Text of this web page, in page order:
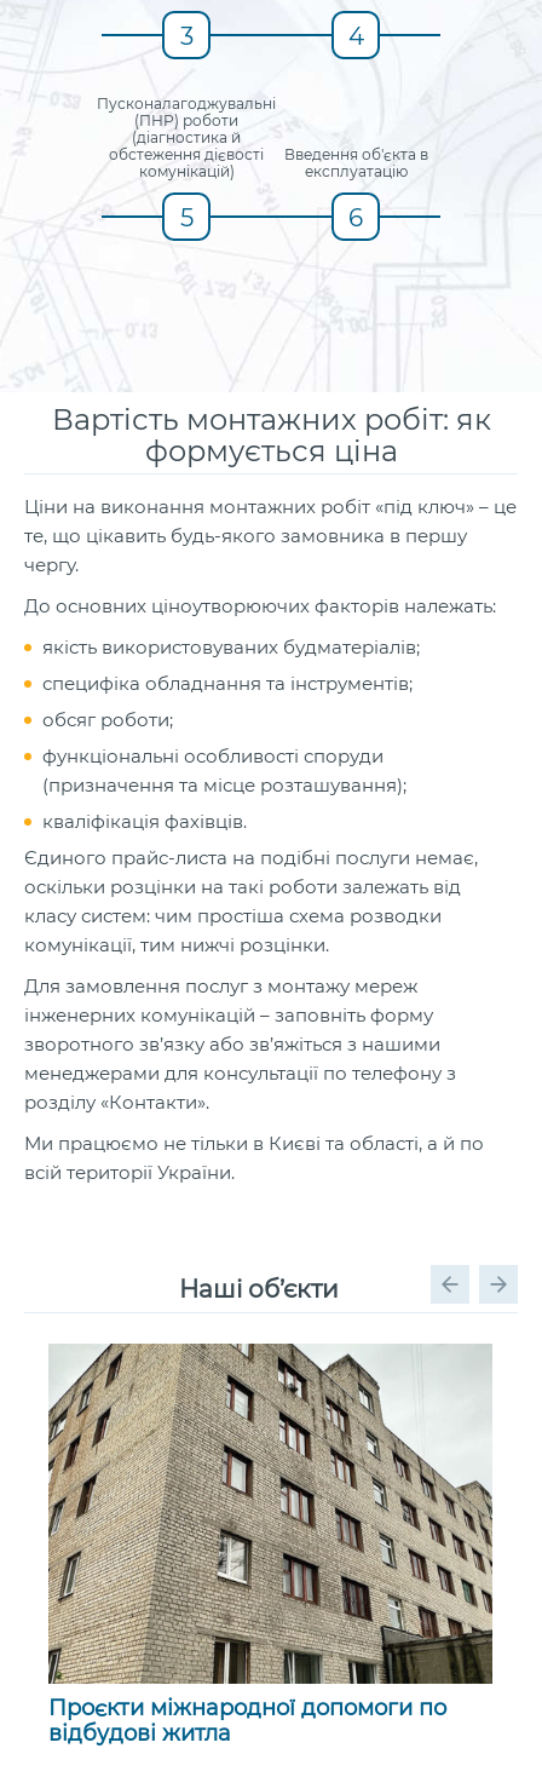
3 4
Пусконалагоджувальні
(ПНР) роботи
(діагностика й
обстеження дієвості
комунікацій)
5
Введення об'єкта в
експлуатацію
6
Вартість монтажних робіт: як
формується ціна
Ціни на виконання монтажних робіт «під ключ» – це
те, що цікавить будь-якого замовника в першу
чергу.
До основних ціноутворюючих факторів належать:
якість використовуваних будматеріалів;
специфіка обладнання та інструментів;
обсяг роботи;
функціональні особливості споруди
(призначення та місце розташування);
кваліфікація фахівців.
Єдиного прайс-листа на подібні послуги немає,
оскільки розцінки на такі роботи залежать від
класу систем: чим простіша схема розводки
комунікації, тим нижчі розцінки.
Для замовлення послуг з монтажу мереж
інженерних комунікацій – заповніть форму
зворотного зв’язку або зв’яжіться з нашими
менеджерами для консультації по телефону з
розділу «Контакти».
Ми працюємо не тільки в Києві та області, а й по
всій території України.
Наші об’єкти
Проєкти міжнародної допомоги по
відбудові житла